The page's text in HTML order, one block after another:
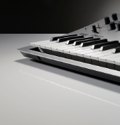
Características
Eventos